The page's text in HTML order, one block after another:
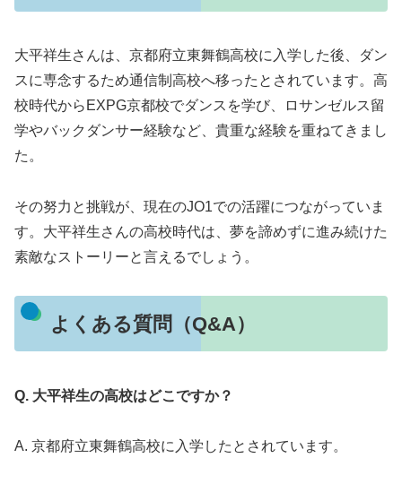
大平祥生さんは、京都府立東舞鶴高校に入学した後、ダン
スに専念するため通信制高校へ移ったとされています。高
校時代からEXPG京都校でダンスを学び、ロサンゼルス留
学やバックダンサー経験など、貴重な経験を重ねてきまし
た。
その努力と挑戦が、現在のJO1での活躍につながっていま
す。大平祥生さんの高校時代は、夢を諦めずに進み続けた
素敵なストーリーと言えるでしょう。
よくある質問（Q&A）
Q. 大平祥生の高校はどこですか？
A. 京都府立東舞鶴高校に入学したとされています。